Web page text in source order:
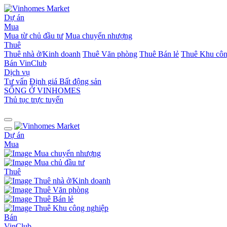
Dự án
Mua
Mua từ chủ đầu tư Mua chuyển nhượng
Thuê
Thuê nhà ở/Kinh doanh Thuê Văn phòng Thuê Bán lẻ Thuê Khu
Bán VinClub
Dịch vụ
Tư vấn Định giá Bất động sản
SỐNG Ở VINHOMES
Thủ tục trực tuyến
Dự án
Mua
Mua chuyển nhượng
Mua chủ đầu tư
Thuê
Thuê nhà ở/Kinh doanh
Thuê Văn phòng
Thuê Bán lẻ
Thuê Khu công nghiệp
Bán